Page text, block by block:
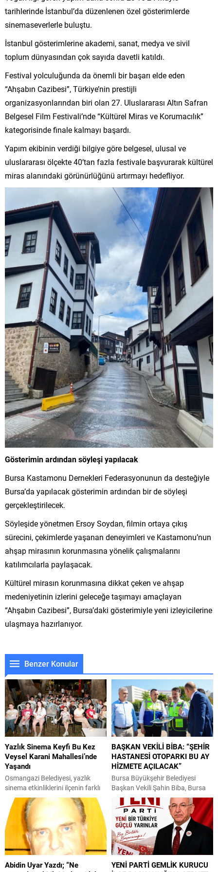
tarihlerinde İstanbul’da düzenlenen özel gösterimlerde
sinemaseverlerle buluştu.
İstanbul gösterimlerine akademi, sanat, medya ve sivil
toplum dünyasından çok sayıda davetli katıldı.
Festival yolculuğunda da önemli bir başarı elde eden
“Ahşabın Cazibesi”, Türkiye’nin prestijli
organizasyonlarından biri olan 27. Uluslararası Altın Safran
Belgesel Film Festivali’nde “Kültürel Miras ve Korumacılık”
kategorisinde finale kalmayı başardı.
Yapım ekibinin verdiği bilgiye göre belgesel, ulusal ve
uluslararası ölçekte 40’tan fazla festivale başvurarak kültürel
miras alanındaki görünürlüğünü artırmayı hedefliyor.
Gösterimin ardından söyleşi yapılacak
Bursa Kastamonu Dernekleri Federasyonunun da desteğiyle
Bursa’da yapılacak gösterimin ardından bir de söyleşi
gerçekleştirilecek.
Söyleşide yönetmen Ersoy Soydan, filmin ortaya çıkış
sürecini, çekimlerde yaşanan deneyimleri ve Kastamonu’nun
ahşap mirasının korunmasına yönelik çalışmalarını
katılımcılarla paylaşacak.
Kültürel mirasın korunmasına dikkat çeken ve ahşap
medeniyetinin izlerini geleceğe taşımayı amaçlayan
“Ahşabın Cazibesi”, Bursa’daki gösterimiyle yeni izleyicilerine
ulaşmaya hazırlanıyor.
Benzer Konular
Yazlık Sinema Keyfi Bu Kez
Veysel Karani Mahallesi’nde
Yaşandı
Osmangazi Belediyesi, yazlık
sinema etkinliklerini ilçenin farklı
mahallelerine taşımaya devam
ediyor. “Osmangazi’de Yaz Film
Gösterimleri” kapsamında bu kez
Veysel Karani Mahallesi’nde
kurulan dev ekranda çocuklar ve
aileleri açık havada sinema keyfi
yaşadı. Osmangazi’de yaşayan
her kesimden vatandaşa yönelik
BAŞKAN VEKİLİ BİBA: “ŞEHİR
HASTANESİ OTOPARKI BU AY
HİZMETE AÇILACAK”
Bursa Büyükşehir Belediyesi
Başkan Vekili Şahin Biba, Bursa
Şehir Hastanesi’nin vatandaşın
otopark ihtiyacına çözüm
üretecek çalışmaları yerinde
inceledi ve yeni otoparkın bu ay
içerisinde hizmete açılacağını
duyurdu. Büyükşehir Belediyesi
Ulaşım Dairesi Başkanlığı
koordinasyonunda yürütülen,
Abidin Uyar Yazdı; “Ne
YENİ PARTİ GEMLİK KURUCU